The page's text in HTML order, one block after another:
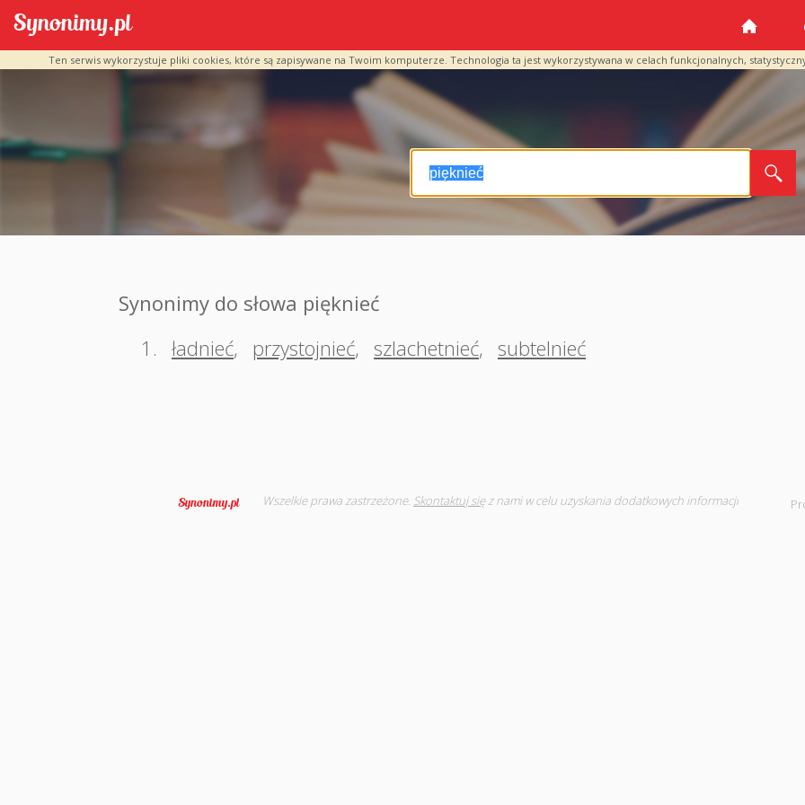
Ten serwis wykorzystuje pliki cookies, które są zapisywane na Twoim komputerze. Technologia ta jest wykorzystywana w celach funkcjonalnych,
Synonimy do słowa pięknieć
1. ładnieć, przystojnieć, szlachetnieć, subtelnieć
Wszelkie prawa zastrzeżone. Skontaktuj sięz nami w celu uzyskania dodatkowych informacji